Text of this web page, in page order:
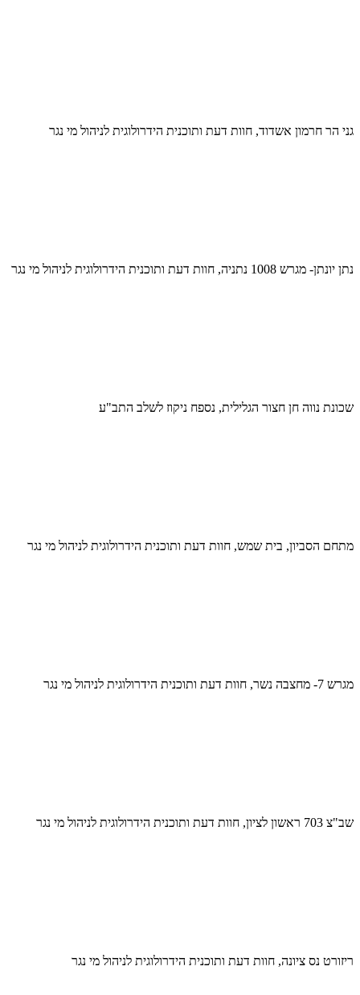
גני הר חרמון אשדוד, חוות דעת ותוכנית הידרולוגית לניהול מי נגר
נתן יונתן- מגרש 1008 נתניה, חוות דעת ותוכנית הידרולוגית לניהול מי נגר
שכונת נווה חן חצור הגלילית, נספח ניקוז לשלב התב"ע
מתחם הסביון, בית שמש, חוות דעת ותוכנית הידרולוגית לניהול מי נגר
מגרש 7- מחצבה נשר, חוות דעת ותוכנית הידרולוגית לניהול מי נגר
שב"צ 703 ראשון לציון, חוות דעת ותוכנית הידרולוגית לניהול מי נגר
ריזורט נס ציונה, חוות דעת ותוכנית הידרולוגית לניהול מי נגר